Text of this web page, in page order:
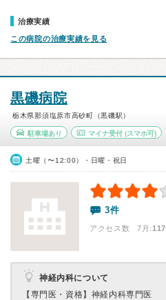
治療実績
この病院の治療実績を見る
黒磯病院
栃木県那須塩原市高砂町（黒磯駅）
駐車場あり マイナ受付(スマホ可)
土曜（〜12:00）・日曜・祝日
3件
アクセス数 7月:117
神経内科について
【専門医・資格】 神経内科専門医